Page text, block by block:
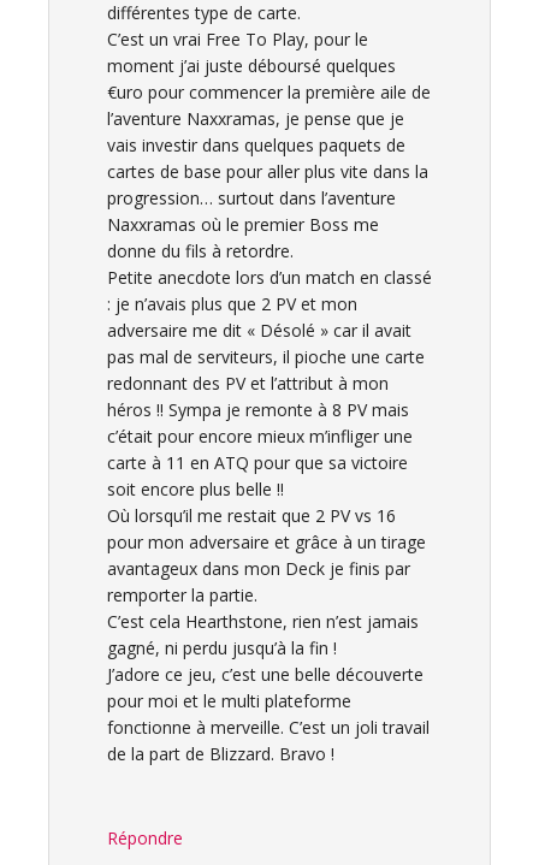
différentes type de carte.
C’est un vrai Free To Play, pour le
moment j’ai juste déboursé quelques
€uro pour commencer la première aile de
l’aventure Naxxramas, je pense que je
vais investir dans quelques paquets de
cartes de base pour aller plus vite dans la
progression… surtout dans l’aventure
Naxxramas où le premier Boss me
donne du fils à retordre.
Petite anecdote lors d’un match en classé
: je n’avais plus que 2 PV et mon
adversaire me dit « Désolé » car il avait
pas mal de serviteurs, il pioche une carte
redonnant des PV et l’attribut à mon
héros !! Sympa je remonte à 8 PV mais
c’était pour encore mieux m’infliger une
carte à 11 en ATQ pour que sa victoire
soit encore plus belle !!
Où lorsqu’il me restait que 2 PV vs 16
pour mon adversaire et grâce à un tirage
avantageux dans mon Deck je finis par
remporter la partie.
C’est cela Hearthstone, rien n’est jamais
gagné, ni perdu jusqu’à la fin !
J’adore ce jeu, c’est une belle découverte
pour moi et le multi plateforme
fonctionne à merveille. C’est un joli travail
de la part de Blizzard. Bravo !
Répondre